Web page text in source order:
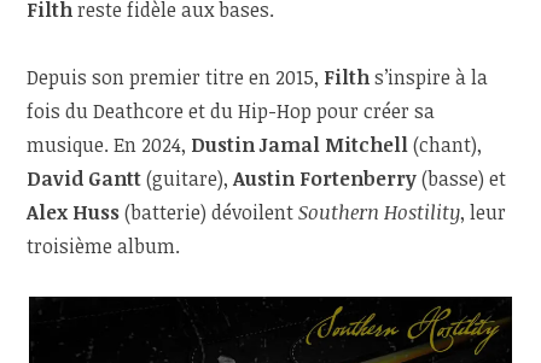
Filthreste fidèle aux bases.
Depuis son premier titre en 2015, Filths’inspire à la
fois du Deathcore et du Hip-Hop pour créer sa
musique. En 2024, Dustin Jamal Mitchell(chant),
David Gantt(guitare),Austin Fortenberry(basse) et
Alex Huss(batterie) dévoilentSouthern Hostility, leur
troisième album.